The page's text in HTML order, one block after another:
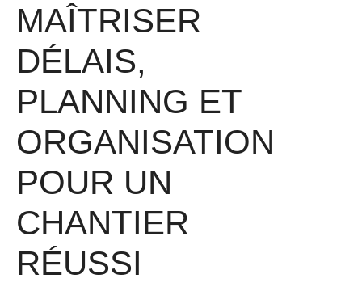
MAÎTRISER
DÉLAIS,
PLANNING ET
ORGANISATION
POUR UN
CHANTIER
RÉUSSI